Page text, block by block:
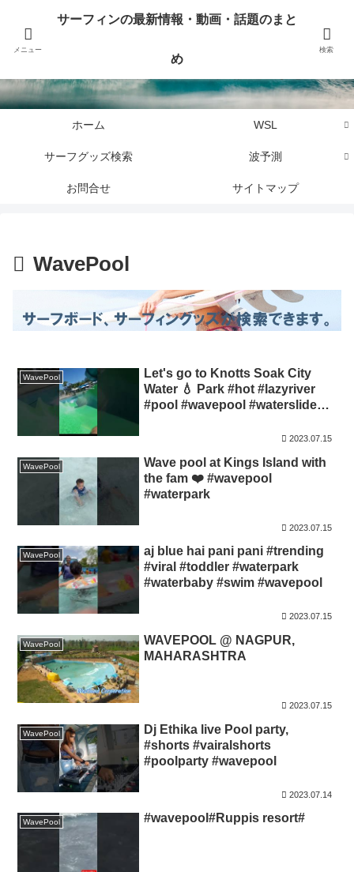
サーフィンに関するニュース・話題や最新情報を写真、画像、動画でまとめて
ホーム WSL
サーフグッズ検索 波予測
お問合せ サイトマップ
WavePool
WavePool
Let's go to Knotts Soak City
Water 💧 Park #hot #lazyriver
#pool #wavepool #waterslide
2023.07.15
WavePool
Wave pool at Kings Island with
the fam ❤️ #wavepool
#waterpark
2023.07.15
WavePool
aj blue hai pani pani #trending
#viral #toddler #waterpark
#waterbaby #swim #wavepool
2023.07.15
WavePool
WAVEPOOL @ NAGPUR,
MAHARASHTRA
2023.07.15
WavePool
Dj Ethika live Pool party,
#shorts #vairalshorts
#poolparty #wavepool
2023.07.14
WavePool #wavepool#Ruppis resort#
メニュー
サーフィンの最新情報・動画・話題のまと
め
検索